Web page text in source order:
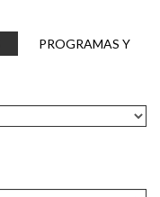
PROGRAMAS Y